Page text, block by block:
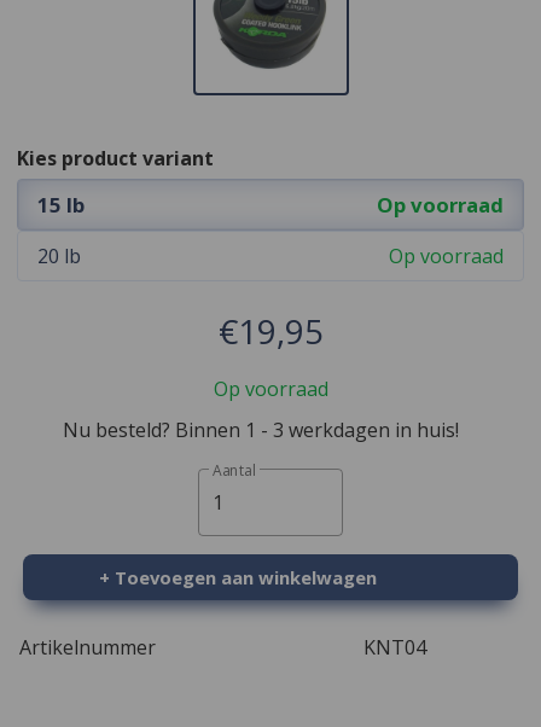
Kies product variant
15 lb Op voorraad
20 lb Op voorraad
€19,95
Op voorraad
Nu besteld? Binnen 1 - 3 werkdagen in huis!
Aantal
1
+ Toevoegen aan winkelwagen
Artikelnummer KNT04